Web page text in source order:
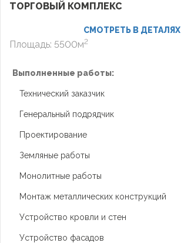
ТОРГОВЫЙ КОМПЛЕКС
СМОТРЕТЬ В ДЕТАЛЯХ
Площадь: 5500м2
Выполненные работы:
Технический заказчик
Генеральный подрядчик
Проектирование
Земляные работы
Монолитные работы
Монтаж металлических конструкций
Устройство кровли и стен
Устройство фасадов